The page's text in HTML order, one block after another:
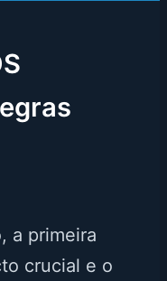
a primeira
crucial e o